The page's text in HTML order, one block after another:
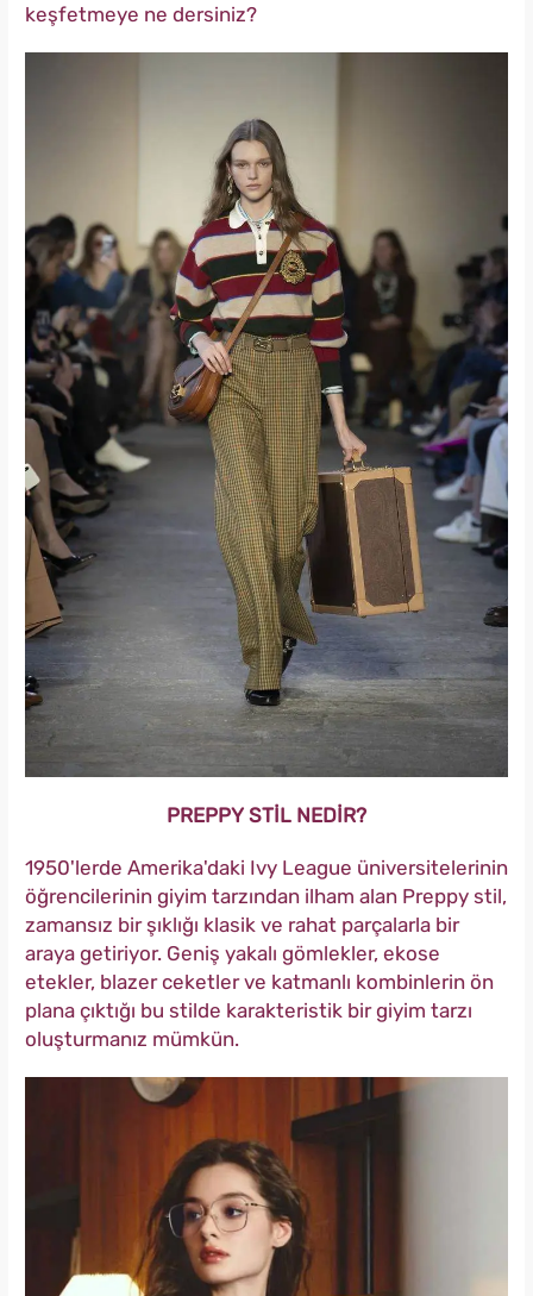
keşfetmeye ne dersiniz?
PREPPY STİL NEDİR?
1950'lerde Amerika'daki Ivy League üniversitelerinin
öğrencilerinin giyim tarzından ilham alan Preppy stil,
zamansız bir şıklığı klasik ve rahat parçalarla bir
araya getiriyor. Geniş yakalı gömlekler, ekose
etekler, blazer ceketler ve katmanlı kombinlerin ön
plana çıktığı bu stilde karakteristik bir giyim tarzı
oluşturmanız mümkün.